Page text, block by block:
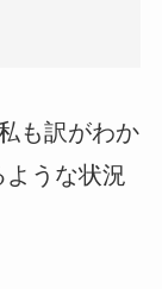
も訳がわか
ような状況